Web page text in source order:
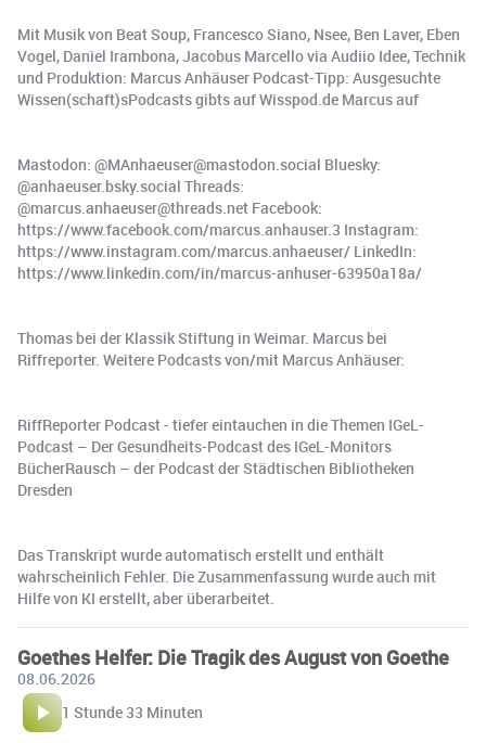
Mit Musik von Beat Soup, Francesco Siano, Nsee, Ben Laver, Eben
Vogel, Daniel Irambona, Jacobus Marcello via Audiio Idee, Technik
und Produktion: Marcus Anhäuser Podcast-Tipp: Ausgesuchte
Wissen(schaft)sPodcasts gibts auf Wisspod.de Marcus auf
Mastodon: @MAnhaeuser@mastodon.social Bluesky:
@anhaeuser.bsky.social Threads:
@marcus.anhaeuser@threads.net Facebook:
https://www.facebook.com/marcus.anhauser.3 Instagram:
https://www.instagram.com/marcus.anhaeuser/ LinkedIn:
https://www.linkedin.com/in/marcus-anhuser-63950a18a/
Thomas bei der Klassik Stiftung in Weimar. Marcus bei
Riffreporter. Weitere Podcasts von/mit Marcus Anhäuser:
RiffReporter Podcast - tiefer eintauchen in die Themen IGeL-
Podcast – Der Gesundheits-Podcast des IGeL-Monitors
BücherRausch – der Podcast der Städtischen Bibliotheken
Dresden
Das Transkript wurde automatisch erstellt und enthält
wahrscheinlich Fehler. Die Zusammenfassung wurde auch mit
Hilfe von KI erstellt, aber überarbeitet.
Goethes Helfer: Die Tragik des August von Goethe
08.06.2026
1 Stunde 33 Minuten